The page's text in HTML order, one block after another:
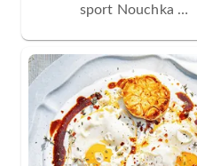
sport Nouchka …